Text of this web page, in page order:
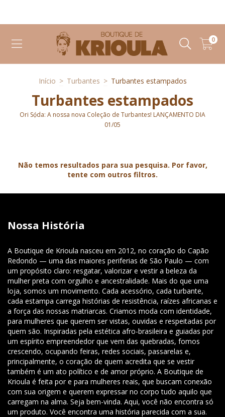
0
Início > Turbantes > Turbantes estampados
Turbantes estampados
Ori Sọ́da: A nossa nova Coleção de Turbantes! LANÇAMENTO DIA
01/05
Não temos resultados para sua pesquisa. Por favor,
tente com outros filtros.
Nossa História
A Boutique de Krioula nasceu em 2012, no coração do Capão
Redondo — uma das maiores periferias de São Paulo — com
um propósito claro: resgatar, valorizar e vestir a beleza da
mulher preta com orgulho e ancestralidade. Mais do que uma
loja, somos um movimento. Cada acessório, cada turbante,
cada estampa carrega histórias de resistência, raízes africanas e
a força das nossas matriarcas. Criamos moda com identidade,
para mulheres que querem ser vistas, ouvidas e respeitadas por
quem são. Inspiradas pela estética afro-brasileira e guiadas por
um espírito empreendedor que vem das quebradas, fomos
crescendo, ocupando feiras, redes sociais, passarelas e,
principalmente, o coração de quem acredita que se vestir
também é um ato político e de amor próprio. A Boutique de
Krioula é feita por e para mulheres reais, que buscam conexão
com sua origem e querem expressar no corpo tudo aquilo que
carregam na alma. Seja bem-vinda. Aqui, você não encontra só
um produto. Você encontra uma história parecida com a sua.